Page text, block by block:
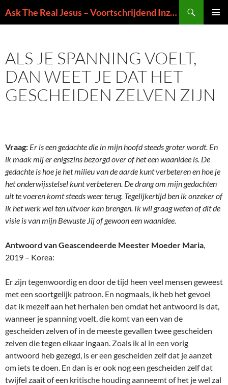
naar
Ask The Real Jesus – Voortschrijdend Inzicht in de Zin van het Leven
ALS JE SPANNING VOELT,
DAN WEET JE DAT HET
GESCHEIDEN ZELVEN ZIJN
Vraag: Er is een gedachte die in mijn hoofd steeds groter wordt. En
ik maak mij er enigszins bezorgd over of het een waanidee is. De
gedachte is hoe je het milieu van de aarde kunt verbeteren en hoe je
het onderwijsstelsel kunt verbeteren. De drang om mijn gedachten
uit te voeren komt steeds weer terug. Tegelijkertijd ben ik onzeker of
ik het werk wel ten uitvoer kan brengen. Ik wil graag weten of dit de
visie is van mijn Bewuste Jij of gewoon een waanidee.
Antwoord van Geascendeerde Meester Moeder Maria,
2019 – Korea:
Er zijn tegenwoordig en door de tijd heen veel mensen geweest
met een soortgelijk patroon. En nogmaals, ik heb het gevoel
dat ik mezelf aan het herhalen ben omdat het antwoord is dat,
wanneer je spanning voelt, die komt van een van de
gescheiden zelven of in de meeste gevallen twee gescheiden
zelven die tegen elkaar ingaan. Zoals ik al in een vorig
antwoord heb gezegd, is er een gescheiden zelf dat je aanzet
om iets te doen. En dan is er ook nog een gescheiden zelf dat
twijfel zaait of een kritische houding aanneemt of het je wel zal